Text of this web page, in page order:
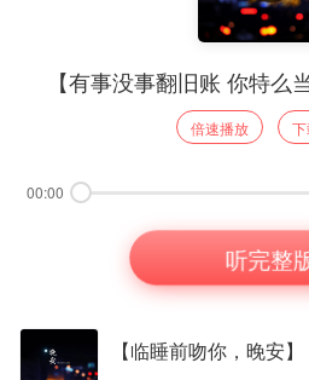
【有事没事翻旧账 你特么
倍速播放
00:00
听完整
【临睡前吻你，晚安】